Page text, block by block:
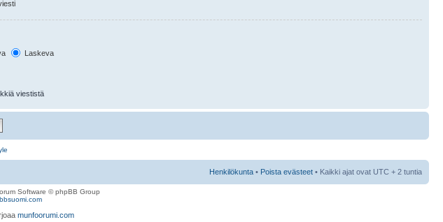
Laskeva
viestistä
Henkilökunta • Poista evästeet • Kaikki ajat ovat UTC + 2 tuntia
Software © phpBB Group
munfoorumi.com